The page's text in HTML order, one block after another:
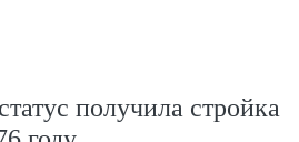
получила стройка